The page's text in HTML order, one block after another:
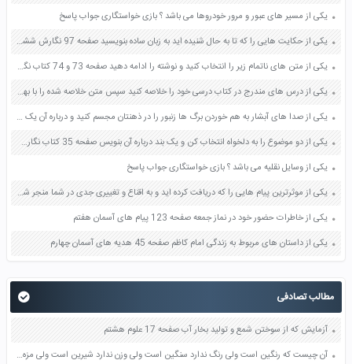
یکی از مسیر های عبور و مرور خودروها می باشد ؟ بازی خواستگاری جواب پاسخ
یکی از حکایت هایی را که تا به حال شنیده اید به زبان ساده بنویسید صفحه 97 نگارش ششم دبستان
یکی از متن های ناتمام زیر را انتخاب کنید و نوشته را ادامه دهید صفحه 73 و 74 کتاب نگارش فارسی پنجم دبستان
یکی از درس های مندرج در کتاب درسی خود را خلاصه کنید سپس متن خلاصه شده را با بهره گیری از روش های دسته بندی نمودار جدول نقشه مفهومی نشان دهید صفحه 118 نگارش یازدهم
یکی از صدا های آبشار به هم خوردن برگ ها زنبور را در ذهنتان مجسم کنید و درباره آن یک بند بنویسید صفحه 11 نگارش پنجم
یکی از دو موضوع را به دلخواه انتخاب کن و یک بند درباره آن بنویس صفحه 35 کتاب نگارش فارسی سوم
یکی از وسایل نقلیه می باشد ؟ بازی خواستگاری جواب پاسخ
یکی از موثرترین پیام هایی را که دریافت کرده اید و به اقناع و تغییری جدی در شما منجر شده است برسی کنید و علت این تاثیر گذاری قابل توجه را بنویسید صفحه 52 تفکر و سواد رسانه ای دهم
یکی از خاطرات حضور خود در نماز جمعه صفحه 123 پیام های آسمان هفتم
یکی از داستان های مربوط به زندگی امام کاظم صفحه 45 هدیه های آسمان چهارم
مطالب تصادفی
آزمایش که از سوختن شمع و تولید بخار آب صفحه 17 علوم هشتم
آن چیست که رنگین است ولی رنگ ندارد سنگین است ولی وزن ندارد شیرین است ولی مزه ندارد